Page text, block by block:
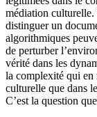
médiation
distinguer un
algorithmiques
de perturber
vérité dans les
la complexité qui en
culturelle que dans
C’est la question